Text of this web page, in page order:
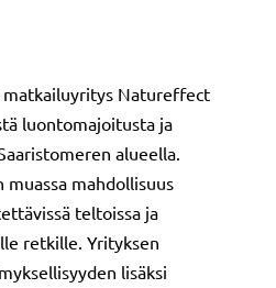
matkailuyritys Natureffect
luontomajoitusta ja
alueella.
muassa mahdollisuus
teltoissa ja
retkille. Yrityksen
lisäksi